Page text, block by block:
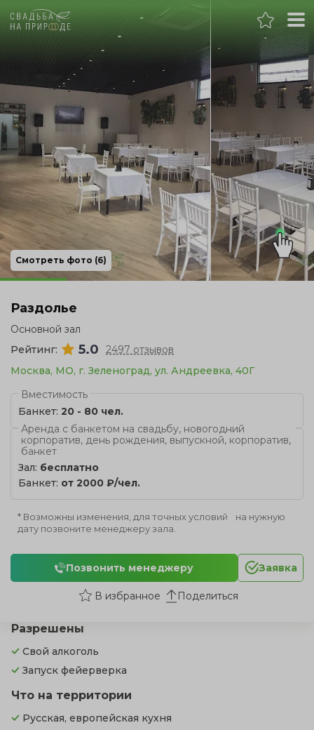
Банкет
Свадьба
День рождения
Выпускной
Корпоратив
Смотреть фото (6)
Разрешены
Свой алкоголь
Запуск фейерверка
Что на территории
Русская, европейская кухня
Раздолье
Основной зал
Рейтинг:
5.0
2497 отзывов
Москва, МО, г. Зеленоград, ул. Андреевка, 40Г
Вместимость
Банкет: 20 - 80 чел.
Аренда с банкетом на свадьбу, новогодний
корпоратив, день рождения, выпускной, корпоратив,
банкет
Зал: бесплатно
Банкет: от 2000 ₽/чел.
* Возможны изменения, для точных условий на нужную
дату позвоните менеджеру зала.
Позвонить менеджеру Заявка
Поделиться